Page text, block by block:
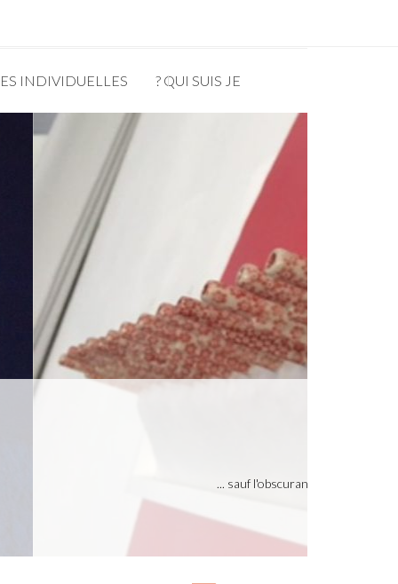
QUI SUIS JE ?
INDIVIDUELLES